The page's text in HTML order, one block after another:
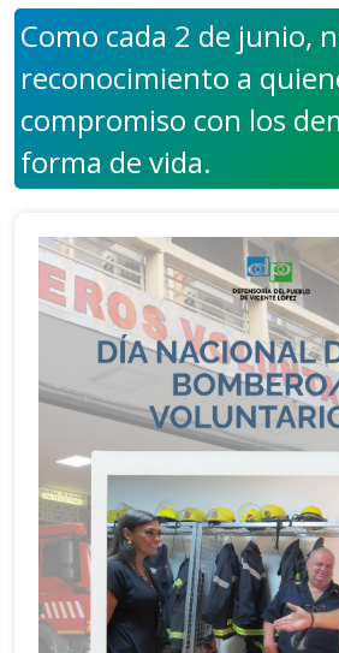
Como cada 2 de junio,
reconocimiento a
compromiso con los
forma de vida.